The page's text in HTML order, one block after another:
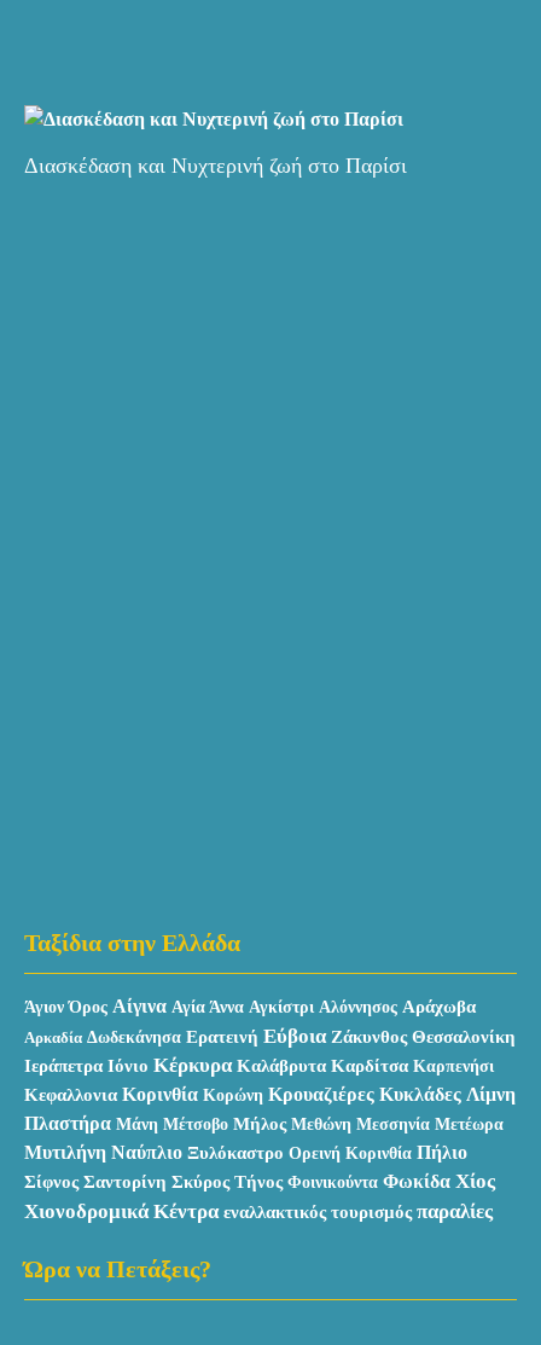
Διασκέδαση και Νυχτερινή ζωή στο Παρίσι
Ταξίδια στην Ελλάδα
Άγιον Όρος Αίγινα Αγία Άννα Αγκίστρι Αλόννησος Αράχωβα
Αρκαδία Δωδεκάνησα Ερατεινή Εύβοια Ζάκυνθος Θεσσαλονίκη
Ιεράπετρα Ιόνιο Κέρκυρα Καλάβρυτα Καρδίτσα Καρπενήσι
Κεφαλλονια Κορινθία Κορώνη Κρουαζιέρες Κυκλάδες Λίμνη
Πλαστήρα Μάνη Μέτσοβο Μήλος Μεθώνη Μεσσηνία Μετέωρα
Μυτιλήνη Ναύπλιο Ξυλόκαστρο Ορεινή Κορινθία Πήλιο
Σίφνος Σαντορίνη Σκύρος Τήνος Φοινικούντα Φωκίδα Χίος
Χιονοδρομικά Κέντρα εναλλακτικός τουρισμός παραλίες
Ώρα να Πετάξεις?